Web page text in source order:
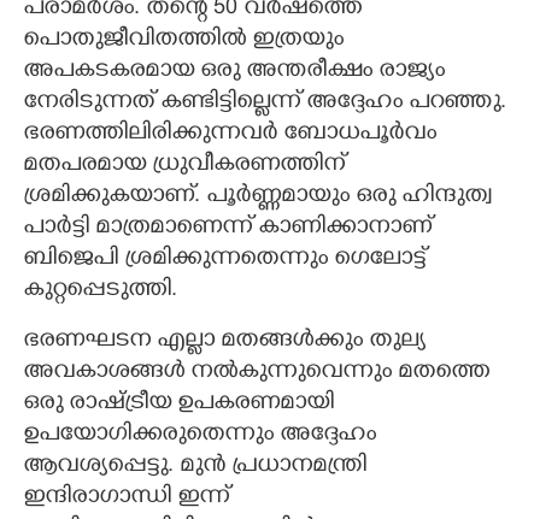
പരാമ‌ർശം. തന്റെ 50 വർഷത്തെ
പൊതുജീവിതത്തിൽ ഇത്രയും
അപകടകരമായ ഒരു അന്തരീക്ഷം രാജ്യം
നേരിടുന്നത് കണ്ടിട്ടില്ലെന്ന് അദ്ദേഹം പറഞ്ഞു.
ഭരണത്തിലിരിക്കുന്നവർ ബോധപൂർവം
മതപരമായ ധ്രുവീകരണത്തിന്
ശ്രമിക്കുകയാണ്. പൂർണ്ണമായും ഒരു ഹിന്ദുത്വ
പാർട്ടി മാത്രമാണെന്ന് കാണിക്കാനാണ്
ബിജെപി ശ്രമിക്കുന്നതെന്നും ഗെലോട്ട്
കുറ്റപ്പെടുത്തി.
ഭരണഘടന എല്ലാ മതങ്ങൾക്കും തുല്യ
അവകാശങ്ങൾ നൽകുന്നുവെന്നും മതത്തെ
ഒരു രാഷ്ട്രീയ ഉപകരണമായി
ഉപയോഗിക്കരുതെന്നും അദ്ദേഹം
ആവശ്യപ്പെട്ടു. മുൻ പ്രധാനമന്ത്രി
ഇന്ദിരാഗാന്ധി ഇന്ന്